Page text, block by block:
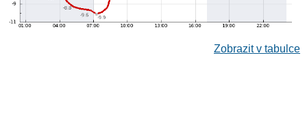
Zobrazit v tabulce